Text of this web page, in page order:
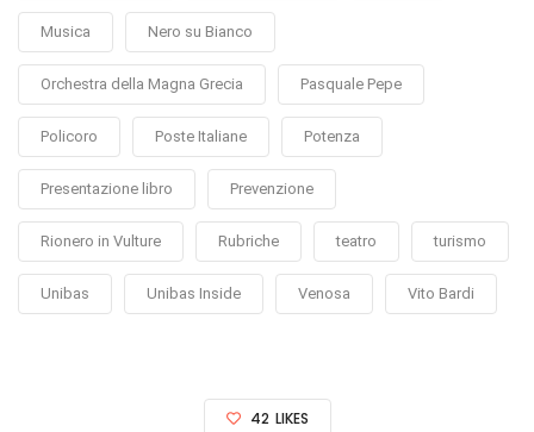
Musica Nero su Bianco
Orchestra della Magna Grecia Pasquale Pepe
Policoro Poste Italiane Potenza
Presentazione libro Prevenzione
Rionero in Vulture Rubriche teatro turismo
Unibas Unibas Inside Venosa Vito Bardi
42 LIKES